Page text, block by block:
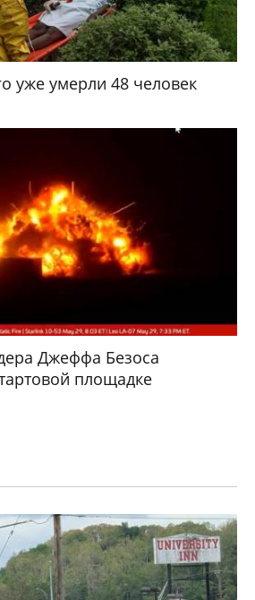
уже умерли 48 человек
Джеффа Безоса
площадке